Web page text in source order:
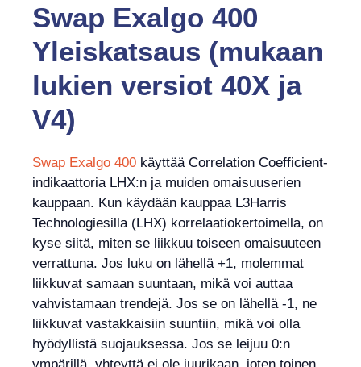
Swap Exalgo 400
Yleiskatsaus (mukaan
lukien versiot 40X ja
V4)
Swap Exalgo 400 käyttää Correlation Coefficient-
indikaattoria LHX:n ja muiden omaisuuserien
kauppaan. Kun käydään kauppaa L3Harris
Technologiesilla (LHX) korrelaatiokertoimella, on
kyse siitä, miten se liikkuu toiseen omaisuuteen
verrattuna. Jos luku on lähellä +1, molemmat
liikkuvat samaan suuntaan, mikä voi auttaa
vahvistamaan trendejä. Jos se on lähellä -1, ne
liikkuvat vastakkaisiin suuntiin, mikä voi olla
hyödyllistä suojauksessa. Jos se leijuu 0:n